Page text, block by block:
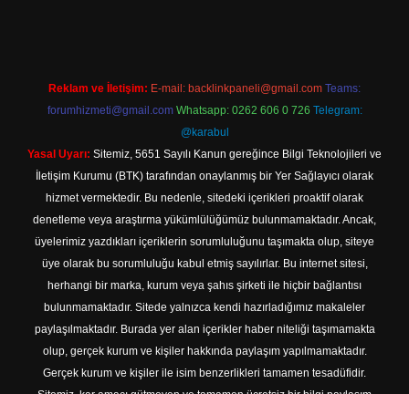
Reklam ve İletişim: E-mail: backlinkpaneli@gmail.com Teams:
forumhizmeti@gmail.com Whatsapp: 0262 606 0 726 Telegram:
@karabul
Yasal Uyarı: Sitemiz, 5651 Sayılı Kanun gereğince Bilgi Teknolojileri ve
İletişim Kurumu (BTK) tarafından onaylanmış bir Yer Sağlayıcı olarak
hizmet vermektedir. Bu nedenle, sitedeki içerikleri proaktif olarak
denetleme veya araştırma yükümlülüğümüz bulunmamaktadır. Ancak,
üyelerimiz yazdıkları içeriklerin sorumluluğunu taşımakta olup, siteye
üye olarak bu sorumluluğu kabul etmiş sayılırlar. Bu internet sitesi,
herhangi bir marka, kurum veya şahıs şirketi ile hiçbir bağlantısı
bulunmamaktadır. Sitede yalnızca kendi hazırladığımız makaleler
paylaşılmaktadır. Burada yer alan içerikler haber niteliği taşımamakta
olup, gerçek kurum ve kişiler hakkında paylaşım yapılmamaktadır.
Gerçek kurum ve kişiler ile isim benzerlikleri tamamen tesadüfidir.